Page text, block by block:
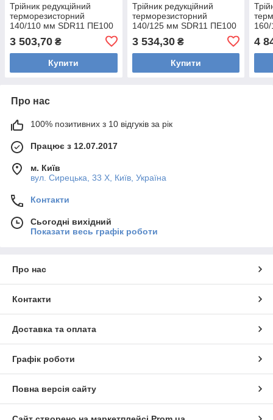
Трійник редукційний
терморезисторний
140/110 мм SDR11 ПЕ100
3 503,70 ₴
Купити
Трійник редукційний
терморезисторний
140/125 мм SDR11 ПЕ100
3 534,30₴
Купити
4
Про нас
100% позитивних з 10 відгуків за рік
Працює з 12.07.2017
м. Київ
вул. Сирецька, 33 Х, Київ, Україна
Контакти
Сьогодні вихідний
Показати весь графік роботи
Про нас
Контакти
Доставка та оплата
Графік роботи
Повна версія сайту